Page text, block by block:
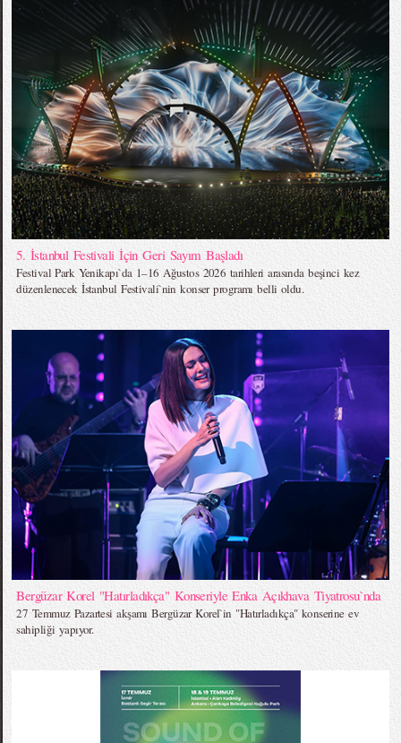
5. İstanbul Festivali İçin Geri Sayım Başladı
Festival Park Yenikapı`da 1–16 Ağustos 2026 tarihleri arasında beşinci kez
düzenlenecek İstanbul Festivali`nin konser programı belli oldu.
Bergüzar Korel "Hatırladıkça" Konseriyle Enka Açıkhava Tiyatrosu`nda
27 Temmuz Pazartesi akşamı Bergüzar Korel`in "Hatırladıkça" konserine ev
sahipliği yapıyor.